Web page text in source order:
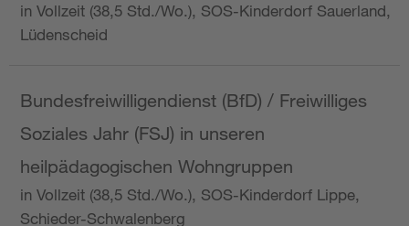
in Vollzeit (38,5 Std./Wo.), SOS-Kinderdorf Sauerland,
Lüdenscheid
Bundesfreiwilligendienst (BfD) / Freiwilliges
Soziales Jahr (FSJ) in unseren
heilpädagogischen Wohngruppen
in Vollzeit (38,5 Std./Wo.), SOS-Kinderdorf Lippe,
Schieder-Schwalenberg